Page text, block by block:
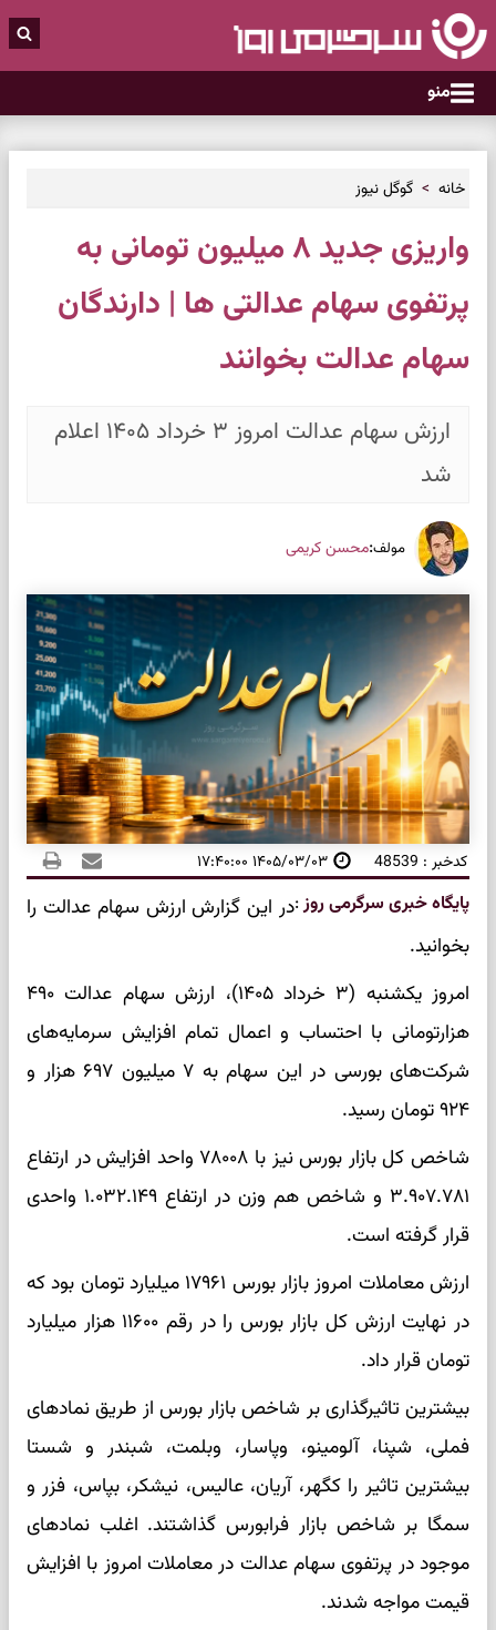
منو
خانه گوگل نیوز
واریزی جدید ۸ میلیون تومانی به
پرتفوی سهام عدالتی ها | دارندگان
سهام عدالت بخوانند
ارزش سهام عدالت امروز ۳ خرداد ۱۴۰۵ اعلام
شد
مولف:محسن کریمی
کدخبر : 48539 ۱۴۰۵/۰۳/۰۳ ۱۷:۴۰:۰۰
پایگاه خبری سرگرمی روز:در این گزارش ارزش سهام عدالت را
بخوانید.
امروز یکشنبه (۳ خرداد ۱۴۰۵)، ارزش سهام عدالت ۴۹۰
هزارتومانی با احتساب و اعمال تمام افزایش سرمایه‌های
شرکت‌های بورسی در این سهام به ۷ میلیون ۶۹۷ هزار و
۹۲۴ تومان رسید.
شاخص کل بازار بورس نیز با ۷۸۰۰۸ واحد افزایش در ارتفاع
۳.۹۰۷.۷۸۱ و شاخص هم وزن در ارتفاع ۱.۰۳۲.۱۴۹ واحدی
قرار گرفته است.
ارزش معاملات امروز بازار بورس ۱۷۹۶۱ میلیارد تومان بود که
در نهایت ارزش کل بازار بورس را در رقم ۱۱۶۰۰ هزار میلیارد
تومان قرار داد.
بیشترین تاثیرگذاری بر شاخص بازار بورس از طریق نماد‌های
فملی، شپنا، آلومینو، وپاسار، وبلمت، شبندر و شستا
بیشترین تاثیر را کگهر، آریان، عالیس، نیشکر، بپاس، فزر و
سمگا بر شاخص بازار فرابورس گذاشتند. اغلب نماد‌های
موجود در پرتفوی سهام عدالت در معاملات امروز با افزایش
قیمت مواجه شدند.